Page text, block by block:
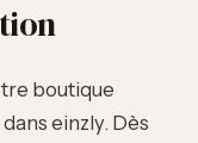
boutique
einzly. Dès